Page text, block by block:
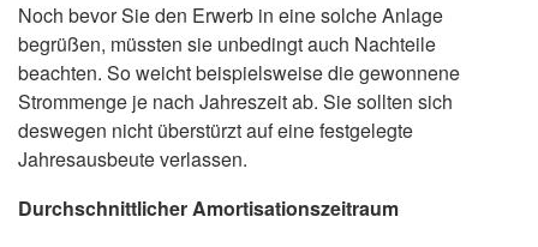
Noch bevor Sie den Erwerb in eine solche Anlage
begrüßen, müssten sie unbedingt auch Nachteile
beachten. So weicht beispielsweise die gewonnene
Strommenge je nach Jahreszeit ab. Sie sollten sich
deswegen nicht überstürzt auf eine festgelegte
Jahresausbeute verlassen.
Durchschnittlicher Amortisationszeitraum